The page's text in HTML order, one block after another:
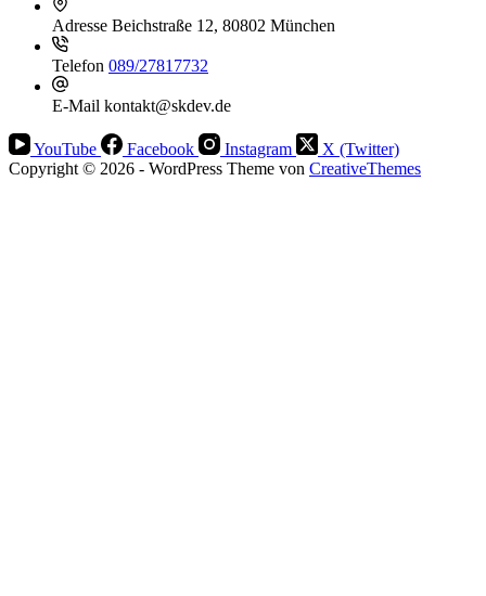
Adresse Beichstraße 12, 80802 München
Telefon 089/27817732
E-Mail kontakt@skdev.de
YouTube Facebook Instagram
X (Twitter)
Copyright © 2026 - WordPress Theme von CreativeThemes